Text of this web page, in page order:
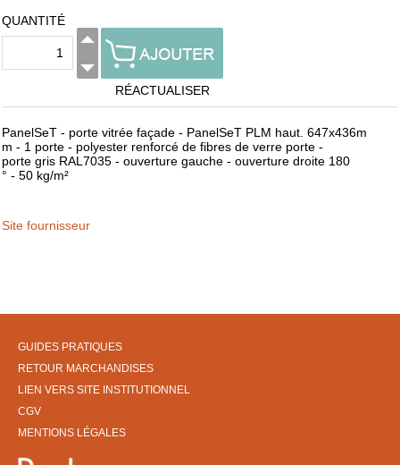
QUANTITÉ
RÉACTUALISER
PanelSeT - porte vitrée façade - PanelSeT PLM haut. 647x436m
m - 1 porte - polyester renforcé de fibres de verre porte -
porte gris RAL7035 - ouverture gauche - ouverture droite 180
° - 50 kg/m²
Site fournisseur
GUIDES PRATIQUES
RETOUR MARCHANDISES
LIEN VERS SITE INSTITUTIONNEL
CGV
MENTIONS LÉGALES